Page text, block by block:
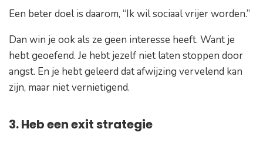
Een beter doel is daarom, “Ik wil sociaal vrijer worden.”
Dan win je ook als ze geen interesse heeft. Want je
hebt geoefend. Je hebt jezelf niet laten stoppen door
angst. En je hebt geleerd dat afwijzing vervelend kan
zijn, maar niet vernietigend.
3. Heb een exit strategie